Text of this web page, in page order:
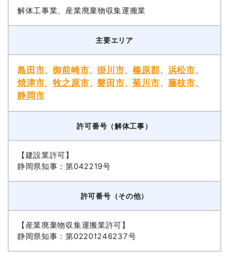
解体工事業、産業廃棄物収集運搬業
主要エリア
島田市、御前崎市、掛川市、榛原郡、 浜松市、
焼津市、牧之原市、磐田市、菊川市、 藤枝市、
静岡市
許可番号（解体工事）
【建設業許可】
静岡県知事：第042219号
許可番号（その他）
【産業廃棄物収集運搬業許可】
静岡県知事：第02201246237号